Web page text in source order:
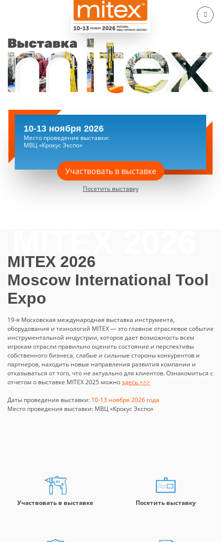
10-13 ноября 2026
Место проведения выставки:
МВЦ «Крокус Экспо»
Участвовать в выставке
Посетить выставку
MITEX 2026
Moscow International Tool
Expo
19-я Московская международная выставка инструмента,
оборудования и технологий MITEX — это главное отраслевое событие
инструментальной индустрии, которое дает возможность всем
игрокам отрасли правильно оценить состояние и перспективы
собственного бизнеса, слабые и сильные стороны конкурентов и
партнеров, находить новые направления развития компании и
отказываться от того, что не актуально для клиентов. Ознакомиться с
отчетом о выставке MITEX 2025 можноздесь >>>
Даты проведения выставки: 10-13 ноября 2026 года
Место проведения выставки: МВЦ «Крокус Экспо»
Участвовать в выставке Посетить выставку